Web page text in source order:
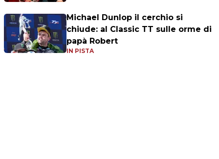
Michael Dunlop il cerchio si
chiude: al Classic TT sulle orme di
papà Robert
IN PISTA